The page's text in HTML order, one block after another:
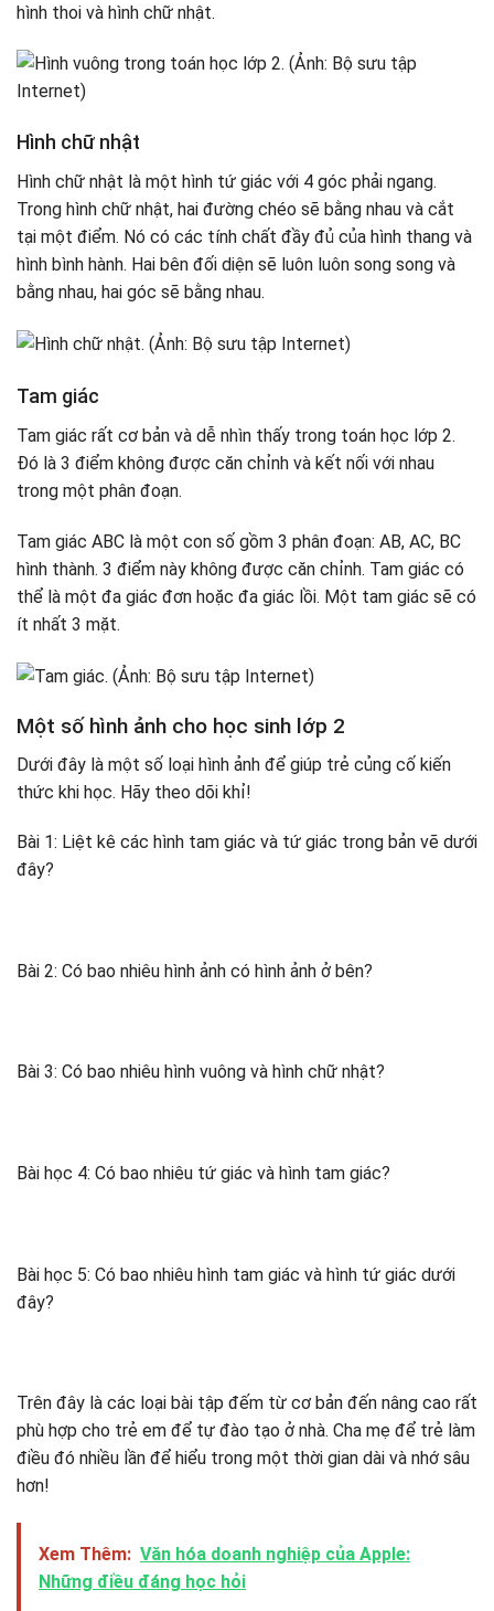
hình thoi và hình chữ nhật.
Hình chữ nhật
Hình chữ nhật là một hình tứ giác với 4 góc phải ngang.
Trong hình chữ nhật, hai đường chéo sẽ bằng nhau và cắt
tại một điểm. Nó có các tính chất đầy đủ của hình thang và
hình bình hành. Hai bên đối diện sẽ luôn luôn song song và
bằng nhau, hai góc sẽ bằng nhau.
Tam giác
Tam giác rất cơ bản và dễ nhìn thấy trong toán học lớp 2.
Đó là 3 điểm không được căn chỉnh và kết nối với nhau
trong một phân đoạn.
Tam giác ABC là một con số gồm 3 phân đoạn: AB, AC, BC
hình thành. 3 điểm này không được căn chỉnh. Tam giác có
thể là một đa giác đơn hoặc đa giác lồi. Một tam giác sẽ có
ít nhất 3 mặt.
Một số hình ảnh cho học sinh lớp 2
Dưới đây là một số loại hình ảnh để giúp trẻ củng cố kiến ​​
thức khi học. Hãy theo dõi khỉ!
Bài 1: Liệt kê các hình tam giác và tứ giác trong bản vẽ dưới
đây?
Bài 2: Có bao nhiêu hình ảnh có hình ảnh ở bên?
Bài 3: Có bao nhiêu hình vuông và hình chữ nhật?
Bài học 4: Có bao nhiêu tứ giác và hình tam giác?
Bài học 5: Có bao nhiêu hình tam giác và hình tứ giác dưới
đây?
Trên đây là các loại bài tập đếm từ cơ bản đến nâng cao rất
phù hợp cho trẻ em để tự đào tạo ở nhà. Cha mẹ để trẻ làm
điều đó nhiều lần để hiểu trong một thời gian dài và nhớ sâu
hơn!
Xem Thêm: Văn hóa doanh nghiệp của Apple:
Những điều đáng học hỏi